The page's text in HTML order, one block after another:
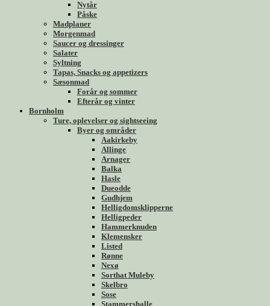
Nytår
Påske
Madplaner
Morgenmad
Saucer og dressinger
Salater
Syltning
Tapas, Snacks og appetizers
Sæsonmad
Forår og sommer
Efterår og vinter
Bornholm
Ture, oplevelser og sightseeing
Byer og områder
Aakirkeby
Allinge
Arnager
Balka
Hasle
Dueodde
Gudhjem
Helligdomsklipperne
Helligpeder
Hammerknuden
Klemensker
Listed
Rønne
Nexø
Sorthat Muleby
Skelbro
Sose
Stammershalle